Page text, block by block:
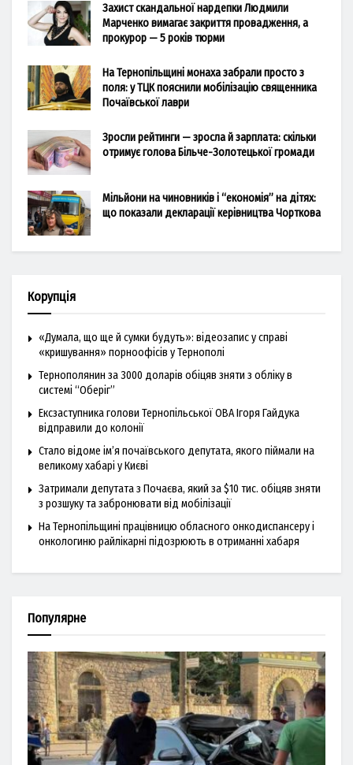
Захист скандальної нардепки Людмили
Марченко вимагає закриття провадження, а
прокурор — 5 років тюрми
На Тернопільщині монаха забрали просто з
поля: у ТЦК пояснили мобілізацію священника
Почаївської лаври
Зросли рейтинги — зросла й зарплата: скільки
отримує голова Більче-Золотецької громади
Мільйони на чиновників і “економія” на дітях:
що показали декларації керівництва Чорткова
Корупція
«Думала, що ще й сумки будуть»: відеозапис у справі
«кришування» порноофісів у Тернополі
Тернополянин за 3000 доларів обіцяв зняти з обліку в
системі “Оберіг”
Ексзаступника голови Тернопільської ОВА Ігоря Гайдука
відправили до колонії
Стало відоме ім’я почаївського депутата, якого піймали на
великому хабарі у Києві
Затримали депутата з Почаєва, який за $10 тис. обіцяв зняти
з розшуку та забронювати від мобілізації
На Тернопільщині працівницю обласного онкодиспансеру і
онкологиню райлікарні підозрюють в отриманні хабаря
Популярне